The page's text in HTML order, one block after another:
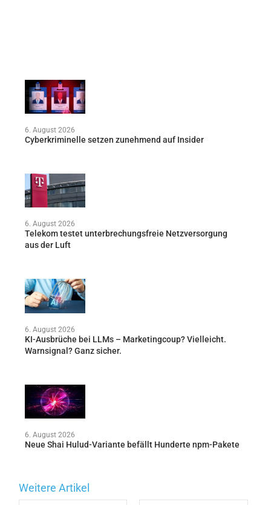
6. August 2026
Cyberkriminelle setzen zunehmend auf Insider
6. August 2026
Telekom testet unterbrechungsfreie Netzversorgung
aus der Luft
6. August 2026
KI-Ausbrüche bei LLMs – Marketingcoup? Vielleicht.
Warnsignal? Ganz sicher.
6. August 2026
Neue Shai Hulud-Variante befällt Hunderte npm-Pakete
Weitere Artikel